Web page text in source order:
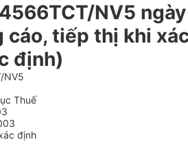
NV5
cáo, tiếp thị khi
định)
NV5
Thuế
định